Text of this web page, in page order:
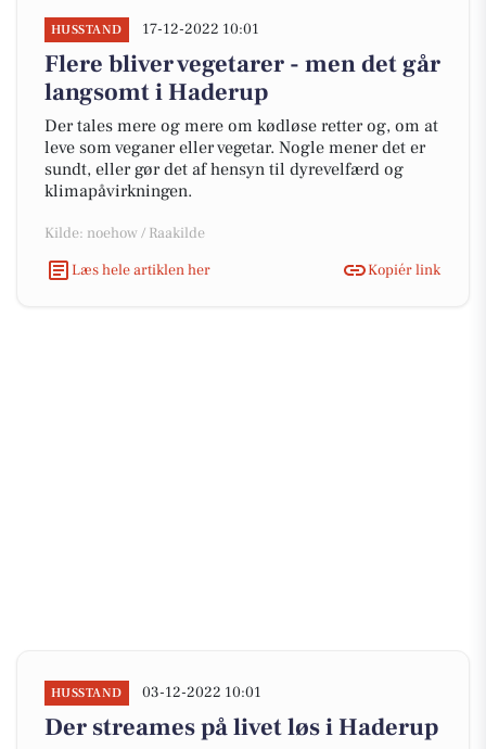
HUSSTAND 17-12-2022 10:01
Flere bliver vegetarer - men det går
langsomt i Haderup
Der tales mere og mere om kødløse retter og, om at
leve som veganer eller vegetar. Nogle mener det er
sundt, eller gør det af hensyn til dyrevelfærd og
klimapåvirkningen.
Kilde: noehow / Raakilde
Læs hele artiklen her
Kopiér link
HUSSTAND 03-12-2022 10:01
Der streames på livet løs i Haderup